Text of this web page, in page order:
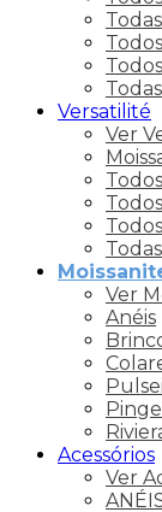
Versatilité
Ver
Ver
Anéis
Acessórios
Ver